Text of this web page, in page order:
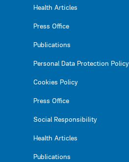
Health Articles
Press Office
Publications
Personal Data Protection Policy
Cookies Policy
Press Office
Social Responsibility
Health Articles
Publications